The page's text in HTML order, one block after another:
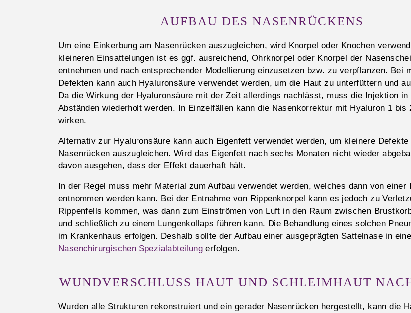
AUFBAU DES NASENRÜCKENS
Um eine Einkerbung am Nasenrücken auszugleichen, wird Knorpel oder Knochen
kleineren Einsattelungen ist es ggf. ausreichend, Ohrknorpel oder Knorpel der
entnehmen und nach entsprechender Modellierung einzusetzen bzw. zu verpflanzen. Bei
Defekten kann auch Hyaluronsäure verwendet werden, um die Haut zu unterfüttern und
Da die Wirkung der Hyaluronsäure mit der Zeit allerdings nachlässt, muss die Injektion in
Abständen wiederholt werden. In Einzelfällen kann die Nasenkorrektur mit Hyaluron 1 bis
wirken.
Alternativ zur Hyaluronsäure kann auch Eigenfett verwendet werden, um kleinere Defekte
Nasenrücken auszugleichen. Wird das Eigenfett nach sechs Monaten nicht wieder
davon ausgehen, dass der Effekt dauerhaft hält.
In der Regel muss mehr Material zum Aufbau verwendet werden, welches dann von einer
entnommen werden kann. Bei der Entnahme von Rippenknorpel kann es jedoch zu
Rippenfells kommen, was dann zum Einströmen von Luft in den Raum zwischen
und schließlich zu einem Lungenkollaps führen kann. Die Behandlung eines solchen
im Krankenhaus erfolgen. Deshalb sollte der Aufbau einer ausgeprägten Sattelnase in
Nasenchirurgischen Spezialabteilung erfolgen.
WUNDVERSCHLUSS HAUT UND SCHLEIMHAUT
Wurden alle Strukturen rekonstruiert und ein gerader Nasenrücken hergestellt, kann die